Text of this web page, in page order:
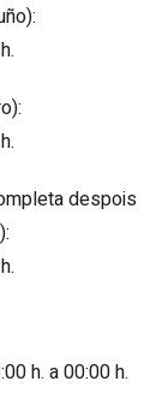
despois
h. a 00:00 h.